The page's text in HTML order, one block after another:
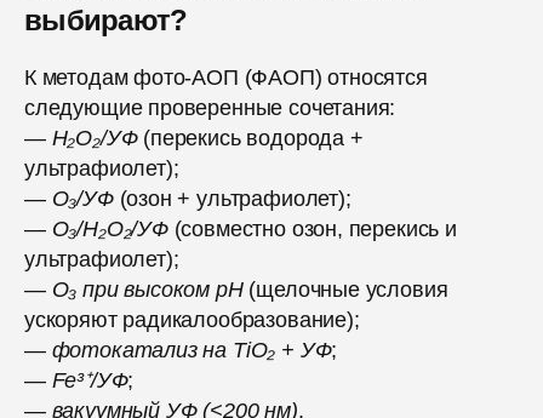
выбирают?
К методам фото-АОП (ФАОП) относятся
следующие проверенные сочетания:
— H₂O₂/УФ(перекись водорода +
ультрафиолет);
— O₃/УФ(озон + ультрафиолет);
— O₃/H₂O₂/УФ(совместно озон, перекись и
ультрафиолет);
— O₃ при высоком pH(щелочные условия
ускоряют радикалообразование);
— фотокатализ на TiO₂ + УФ;
—Fe³⁺/УФ;
— вакуумный УФ (<200 нм).